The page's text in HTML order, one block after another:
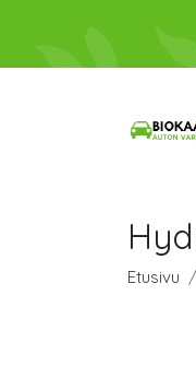
Etusivu